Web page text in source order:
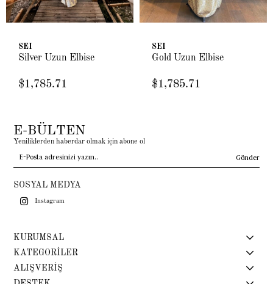
SEI
Silver Uzun Elbise
$1,785.71
SEI
Gold Uzun Elbise
$1,785.71
E-BÜLTEN
Yeniliklerden haberdar olmak için abone ol
Gönder
SOSYAL MEDYA
Instagram
KURUMSAL
KATEGORİLER
ALIŞVERİŞ